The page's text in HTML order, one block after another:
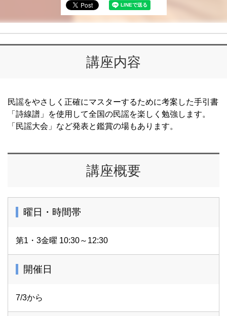
講座内容
民謡をやさしく正確にマスターするために考案した手引書
「詩線譜」を使用して全国の民謡を楽しく勉強します。
「民謡大会」など発表と鑑賞の場もあります。
講座概要
曜日・時間帯
第1・3金曜 10:30～12:30
開催日
7/3から